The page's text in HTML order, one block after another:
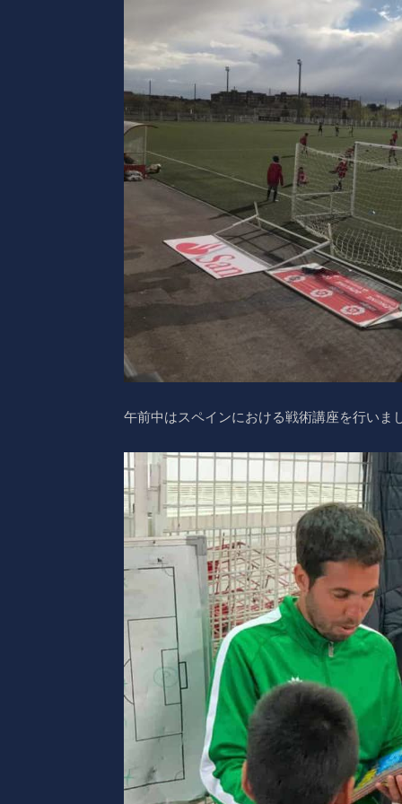
午前中はスペインにおける戦術講座を行いま